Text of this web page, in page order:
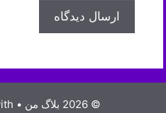
© 2026 بلاگ من • Built with